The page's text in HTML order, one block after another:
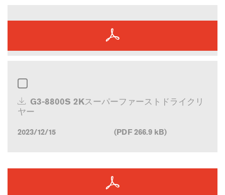
G3-8800S 2Kスーパーファーストドライクリ
ヤー
2023/12/15 (PDF 266.9 kB)